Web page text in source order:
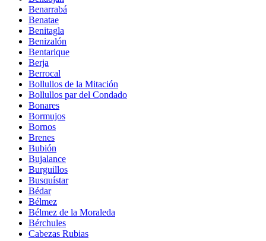
Benarrabá
Benatae
Benitagla
Benizalón
Bentarique
Berja
Berrocal
Bollullos de la Mitación
Bollullos par del Condado
Bonares
Bormujos
Bornos
Brenes
Bubión
Bujalance
Burguillos
Busquístar
Bédar
Bélmez
Bélmez de la Moraleda
Bérchules
Cabezas Rubias